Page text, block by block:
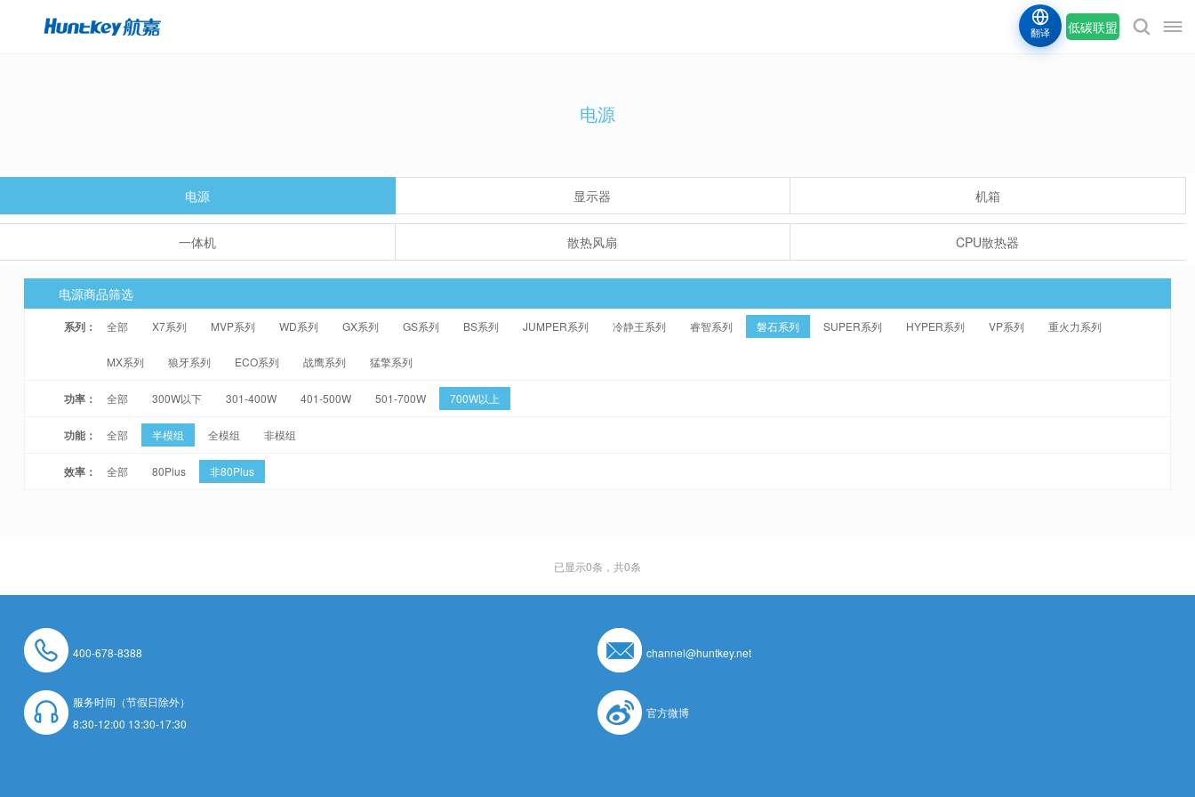
低碳联盟
翻译
电源
电源 显示器 机箱
一体机 散热风扇 CPU散热器
电源商品筛选
系列： 全部 X7系列 MVP系列 WD系列 GX系列 GS系列 BS系列 JUMPER系列 冷静王系列 睿智系列 磐石系列 SUPER系列 HYPER系列 VP系列 重火力系列
MX系列 狼牙系列 ECO系列 战鹰系列 猛擎系列
功率： 全部 300W以下 301-400W 401-500W 501-700W 700W以上
功能： 全部 半模组 全模组 非模组
效率： 全部 80Plus 非80Plus
已显示0条，共0条
400-678-8388 channel@huntkey.net
服务时间（节假日除外）
8:30-12:00 13:30-17:30
官方微博